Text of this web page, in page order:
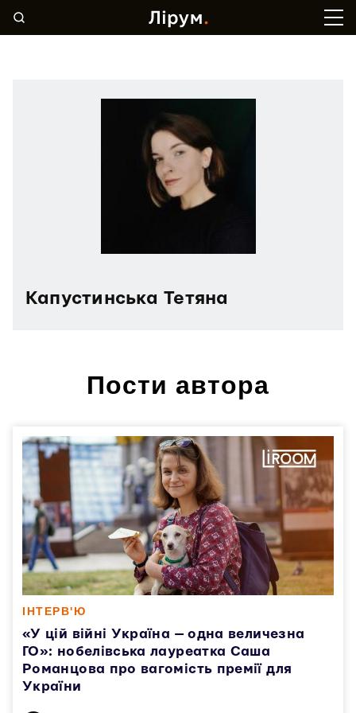
Капустинська Тетяна
Пости автора
ІНТЕРВ'Ю
«У цій війні Україна — одна величезна
ГО»: нобелівська лауреатка Саша
Романцова про вагомість премії для
України